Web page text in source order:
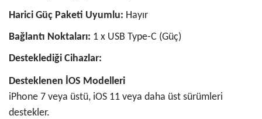
Harici Güç Paketi Uyumlu: Hayır
Bağlantı Noktaları: 1 x USB Type-C (Güç)
Desteklediği Cihazlar:
Desteklenen İOS Modelleri
iPhone 7 veya üstü, iOS 11 veya daha üst sürümleri
destekler.